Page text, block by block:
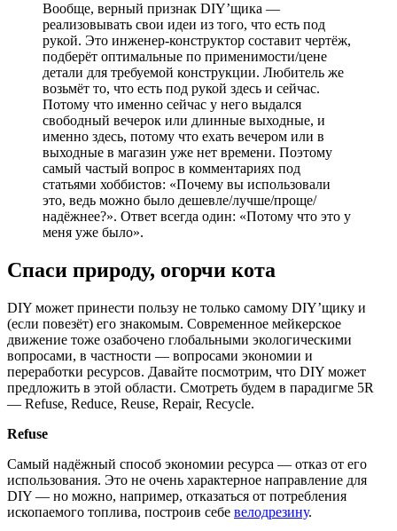
Вообще, верный признак DIY’щика —
реализовывать свои идеи из того, что есть под
рукой. Это инженер-конструктор составит чертёж,
подберёт оптимальные по применимости/цене
детали для требуемой конструкции. Любитель же
возьмёт то, что есть под рукой здесь и сейчас.
Потому что именно сейчас у него выдался
свободный вечерок или длинные выходные, и
именно здесь, потому что ехать вечером или в
выходные в магазин уже нет времени. Поэтому
самый частый вопрос в комментариях под
статьями хоббистов: «Почему вы использовали
это, ведь можно было дешевле/лучше/проще/
надёжнее?». Ответ всегда один: «Потому что это у
меня уже было».
Спаси природу, огорчи кота
DIY может принести пользу не только самому DIY’щику и
(если повезёт) его знакомым. Современное мейкерское
движение тоже озабочено глобальными экологическими
вопросами, в частности — вопросами экономии и
переработки ресурсов. Давайте посмотрим, что DIY может
предложить в этой области. Смотреть будем в парадигме 5R
— Refuse, Reduce, Reuse, Repair, Recycle.
Refuse
Самый надёжный способ экономии ресурса — отказ от его
использования. Это не очень характерное направление для
DIY — но можно, например, отказаться от потребления
ископаемого топлива, построив себе велодрезину.